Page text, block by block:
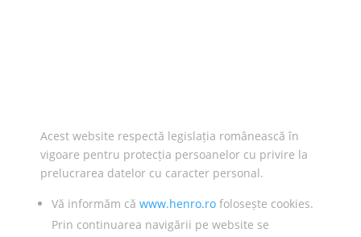
Acest website respectă legislația românească în
vigoare pentru protecția persoanelor cu privire la
prelucrarea datelor cu caracter personal.
Vă informăm că www.henro.ro folosește cookies.
Prin continuarea navigării pe website se